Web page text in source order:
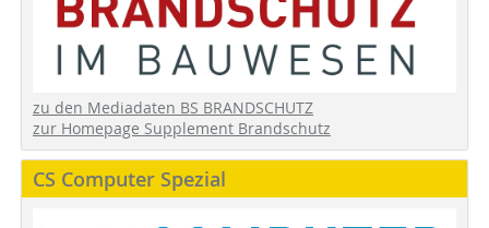
zu den Mediadaten BS BRANDSCHUTZ
zur Homepage Supplement Brandschutz
CS Computer Spezial